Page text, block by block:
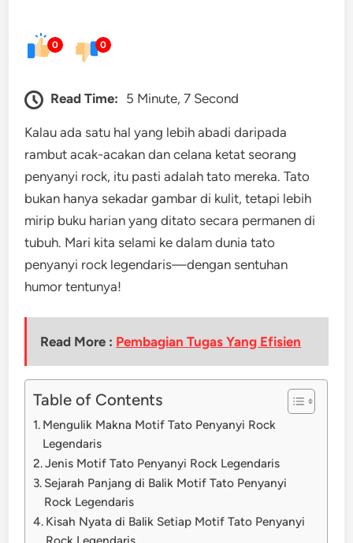
0 0
Read Time: 5 Minute, 7 Second
Kalau ada satu hal yang lebih abadi daripada
rambut acak-acakan dan celana ketat seorang
penyanyi rock, itu pasti adalah tato mereka. Tato
bukan hanya sekadar gambar di kulit, tetapi lebih
mirip buku harian yang ditato secara permanen di
tubuh. Mari kita selami ke dalam dunia tato
penyanyi rock legendaris—dengan sentuhan
humor tentunya!
Read More : Pembagian Tugas Yang Efisien
Table of Contents
Mengulik Makna Motif Tato Penyanyi Rock
Legendaris
Jenis Motif Tato Penyanyi Rock Legendaris
Sejarah Panjang di Balik Motif Tato Penyanyi
Rock Legendaris
Kisah Nyata di Balik Setiap Motif Tato Penyanyi